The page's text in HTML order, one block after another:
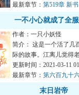
最新章节： 第519章 新书
一不小心就成了全
作者：一只小妖怪
简介： 这是一个活了几
际的故事。江离儿觉得
大的玩笑，她当...
更新时间：2021-03-11
最新章节： 第六百九十
末日岩帝